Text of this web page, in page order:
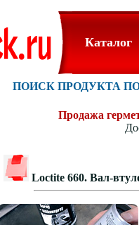
Каталог
ПОИСК ПРОДУКТА
Продажа
Loctite 660. Вал-